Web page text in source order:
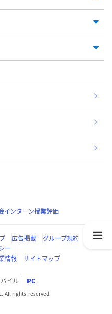
インターン授業評価
広告掲載
グループ規約
ー
情報 サイトマップ
イル PC
All rights reserved.